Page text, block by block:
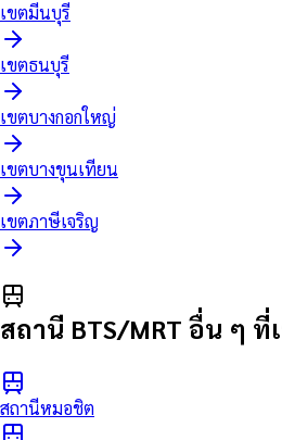
เขตมีนบุรี
เขตธนบุรี
เขตบางกอกใหญ่
เขตบางขุนเทียน
เขตภาษีเจริญ
สถานี BTS/MRT อื่น ๆ ที่
สถานีหมอชิต